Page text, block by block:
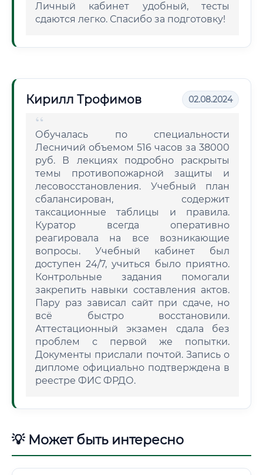
Личный кабинет удобный, тесты
сдаются легко. Спасибо за подготовку!
Кирилл Трофимов 02.08.2024
Обучалась по специальности
Лесничий объемом 516 часов за 38000
руб. В лекциях подробно раскрыты
темы противопожарной защиты и
лесовосстановления. Учебный план
сбалансирован, содержит
таксационные таблицы и правила.
Куратор всегда оперативно
реагировала на все возникающие
вопросы. Учебный кабинет был
доступен 24/7, учиться было приятно.
Контрольные задания помогали
закрепить навыки составления актов.
Пару раз зависал сайт при сдаче, но
всё быстро восстановили.
Аттестационный экзамен сдала без
проблем с первой же попытки.
Документы прислали почтой. Запись о
дипломе официально подтверждена в
реестре ФИС ФРДО.
💡 Может быть интересно